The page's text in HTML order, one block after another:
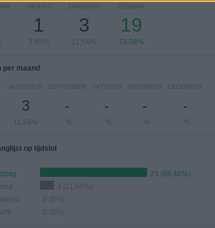
VRIJDAG
1
3,85%
ZATERDAG
3
11,54%
ZONDAG
19
73,08%
maand
AUGUSTUS
3
11,54%
SEPTEMBER
-
- %
OKTOBER
-
- %
NOVEMBER
-
- %
DECEMBER
-
- %
op tijdslot
23 (88,46%)
3 (11,54%)
0 (0%)
0 (0%)